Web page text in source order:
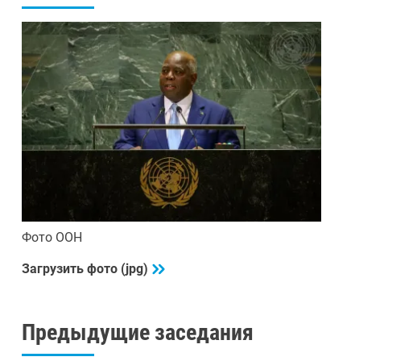
Фото ООН
Загрузить фото (jpg)
Предыдущие заседания